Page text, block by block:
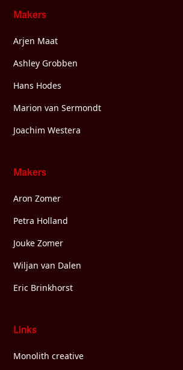
Makers
Arjen Maat
Ashley Grobben
Hans Hodes
Marion van Sermondt
Joachim Westera
Makers
Aron Zomer
Petra Holland
Jouke Zomer
Wiljan van Dalen
Eric Brinkhorst
Links
Monolith creative